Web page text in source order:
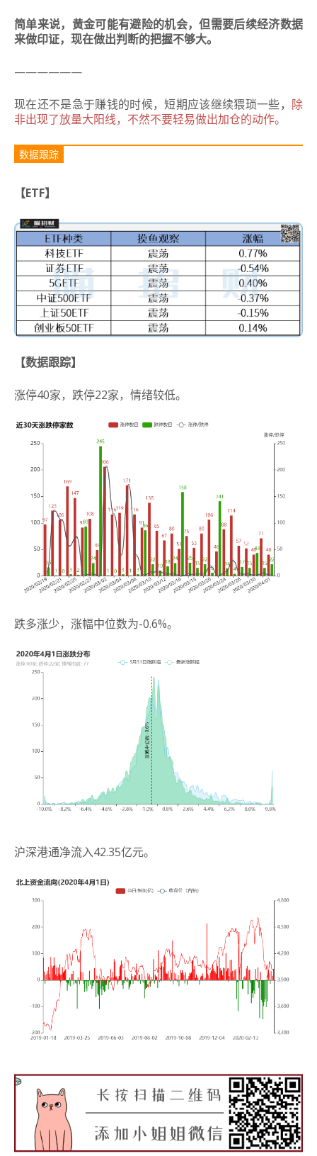
简单来说，黄金可能有避险的机会，但需要后续经济数据
来做印证，现在做出判断的把握不够大。
——————
现在还不是急于赚钱的时候，短期应该继续猥琐一些， 除
非出现了放量大阳线，不然不要轻易做出加仓的动作。
数据跟踪
【ETF】
【数据跟踪】
涨停40家，跌停22家，情绪较低。
跌多涨少，涨幅中位数为-0.6%。
沪深港通净流入42.35亿元。